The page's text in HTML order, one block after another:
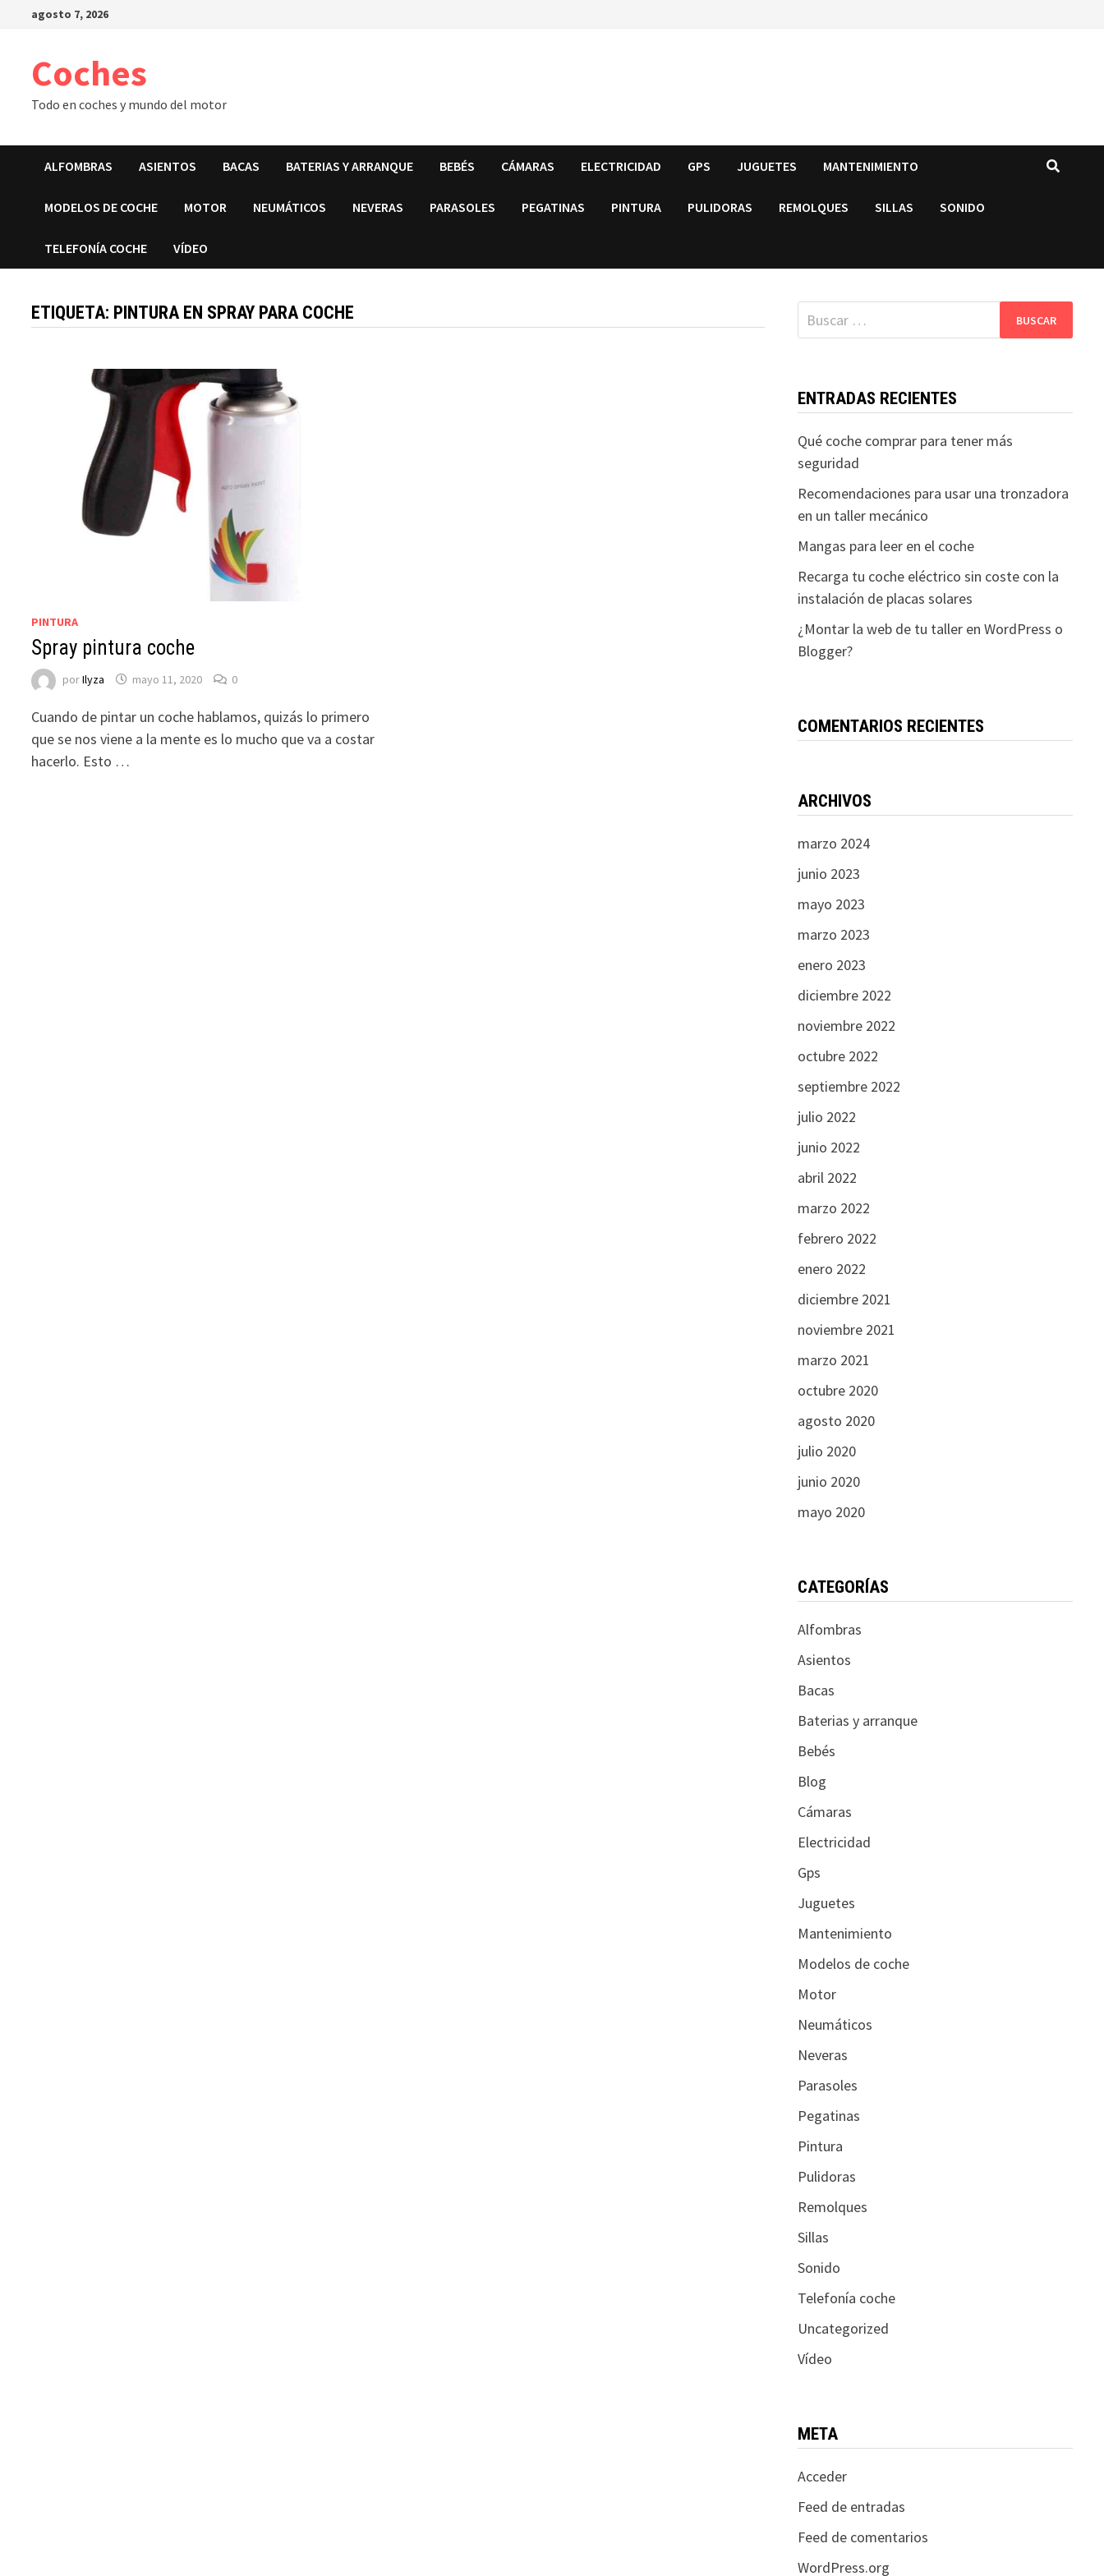
Saltaragosto 7, 2026
Coches
Todo en coches y mundo del motor
ALFOMBRAS ASIENTOS BACAS BATERIAS Y ARRANQUE BEBÉS CÁMARAS ELECTRICIDAD GPS JUGUETES MANTENIMIENTO
MODELOS DE COCHE MOTOR NEUMÁTICOS NEVERAS PARASOLES PEGATINAS PINTURA PULIDORAS REMOLQUES SILLAS SONIDO
TELEFONÍA COCHE VÍDEO
ETIQUETA: PINTURA EN SPRAY PARA COCHE
PINTURA
Spray pintura coche
porIlyza mayo 11, 2020 0
Cuando de pintar un coche hablamos, quizás lo primero
que se nos viene a la mente es lo mucho que va a costar
hacerlo. Esto …
Buscar:
ENTRADAS RECIENTES
Qué coche comprar para tener más
seguridad
Recomendaciones para usar una tronzadora
en un taller mecánico
Mangas para leer en el coche
Recarga tu coche eléctrico sin coste con la
instalación de placas solares
¿Montar la web de tu taller en WordPress o
Blogger?
COMENTARIOS RECIENTES
ARCHIVOS
marzo 2024
junio 2023
mayo 2023
marzo 2023
enero 2023
diciembre 2022
noviembre 2022
octubre 2022
septiembre 2022
julio 2022
junio 2022
abril 2022
marzo 2022
febrero 2022
enero 2022
diciembre 2021
noviembre 2021
marzo 2021
octubre 2020
agosto 2020
julio 2020
junio 2020
mayo 2020
CATEGORÍAS
Alfombras
Asientos
Bacas
Baterias y arranque
Bebés
Blog
Cámaras
Electricidad
Gps
Juguetes
Mantenimiento
Modelos de coche
Motor
Neumáticos
Neveras
Parasoles
Pegatinas
Pintura
Pulidoras
Remolques
Sillas
Sonido
Telefonía coche
Uncategorized
Vídeo
META
Acceder
Feed de entradas
Feed de comentarios
WordPress.org